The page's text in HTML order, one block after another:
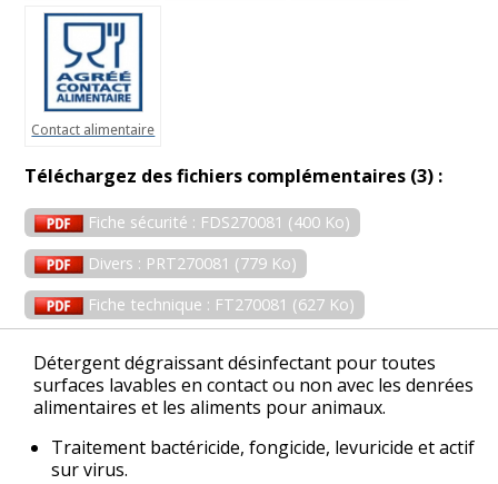
Contact alimentaire
Téléchargez des fichiers complémentaires (3) :
Fiche sécurité : FDS270081 (400 Ko)
Divers : PRT270081 (779 Ko)
Fiche technique : FT270081 (627 Ko)
Détergent dégraissant désinfectant pour toutes
surfaces lavables en contact ou non avec les denrées
alimentaires et les aliments pour animaux.
Traitement bactéricide, fongicide, levuricide et actif
sur virus.